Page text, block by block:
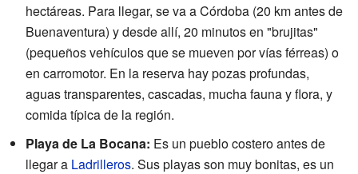
hectáreas. Para llegar, se va a Córdoba (20 km antes de
Buenaventura) y desde allí, 20 minutos en "brujitas"
(pequeños vehículos que se mueven por vías férreas) o
en carromotor. En la reserva hay pozas profundas,
aguas transparentes, cascadas, mucha fauna y flora, y
comida típica de la región.
Playa de La Bocana: Es un pueblo costero antes de
llegar a Ladrilleros. Sus playas son muy bonitas, es un